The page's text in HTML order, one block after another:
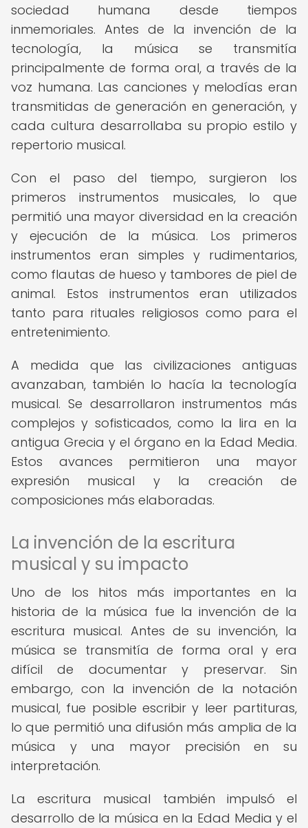
sociedad humana desde tiempos
inmemoriales. Antes de la invención de la
tecnología, la música se transmitía
principalmente de forma oral, a través de la
voz humana. Las canciones y melodías eran
transmitidas de generación en generación, y
cada cultura desarrollaba su propio estilo y
repertorio musical.
Con el paso del tiempo, surgieron los
primeros instrumentos musicales, lo que
permitió una mayor diversidad en la creación
y ejecución de la música. Los primeros
instrumentos eran simples y rudimentarios,
como flautas de hueso y tambores de piel de
animal. Estos instrumentos eran utilizados
tanto para rituales religiosos como para el
entretenimiento.
A medida que las civilizaciones antiguas
avanzaban, también lo hacía la tecnología
musical. Se desarrollaron instrumentos más
complejos y sofisticados, como la lira en la
antigua Grecia y el órgano en la Edad Media.
Estos avances permitieron una mayor
expresión musical y la creación de
composiciones más elaboradas.
La invención de la escritura
musical y su impacto
Uno de los hitos más importantes en la
historia de la música fue la invención de la
escritura musical. Antes de su invención, la
música se transmitía de forma oral y era
difícil de documentar y preservar. Sin
embargo, con la invención de la notación
musical, fue posible escribir y leer partituras,
lo que permitió una difusión más amplia de la
música y una mayor precisión en su
interpretación.
La escritura musical también impulsó el
desarrollo de la música en la Edad Media y el